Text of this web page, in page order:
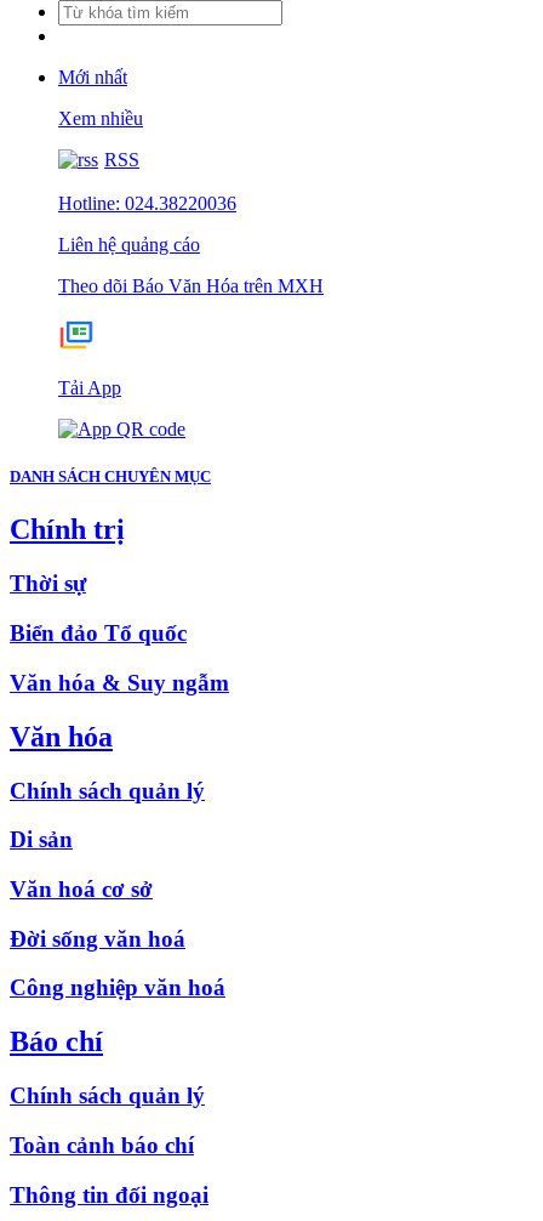
Mới nhất
Xem nhiều
RSS
Hotline: 024.38220036
Liên hệ quảng cáo
Theo dõi Báo Văn Hóa trên MXH
Tải App
DANH SÁCH CHUYÊN MỤC
Chính trị
Thời sự
Biển đảo Tổ quốc
Văn hóa & Suy ngẫm
Văn hóa
Chính sách quản lý
Di sản
Văn hoá cơ sở
Đời sống văn hoá
Công nghiệp văn hoá
Báo chí
Chính sách quản lý
Toàn cảnh báo chí
Thông tin đối ngoại